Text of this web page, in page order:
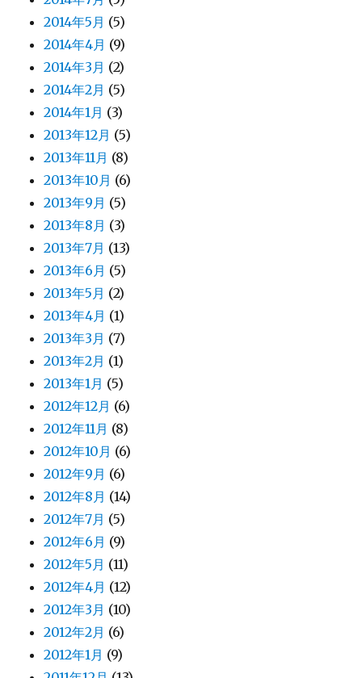
2014年5月 (5)
2014年4月 (9)
2014年3月 (2)
2014年2月 (5)
2014年1月 (3)
2013年12月 (5)
2013年11月 (8)
2013年10月 (6)
2013年9月 (5)
2013年8月 (3)
2013年7月 (13)
2013年6月 (5)
2013年5月 (2)
2013年4月 (1)
2013年3月 (7)
2013年2月 (1)
2013年1月 (5)
2012年12月 (6)
2012年11月 (8)
2012年10月 (6)
2012年9月 (6)
2012年8月 (14)
2012年7月 (5)
2012年6月 (9)
2012年5月 (11)
2012年4月 (12)
2012年3月 (10)
2012年2月 (6)
2012年1月 (9)